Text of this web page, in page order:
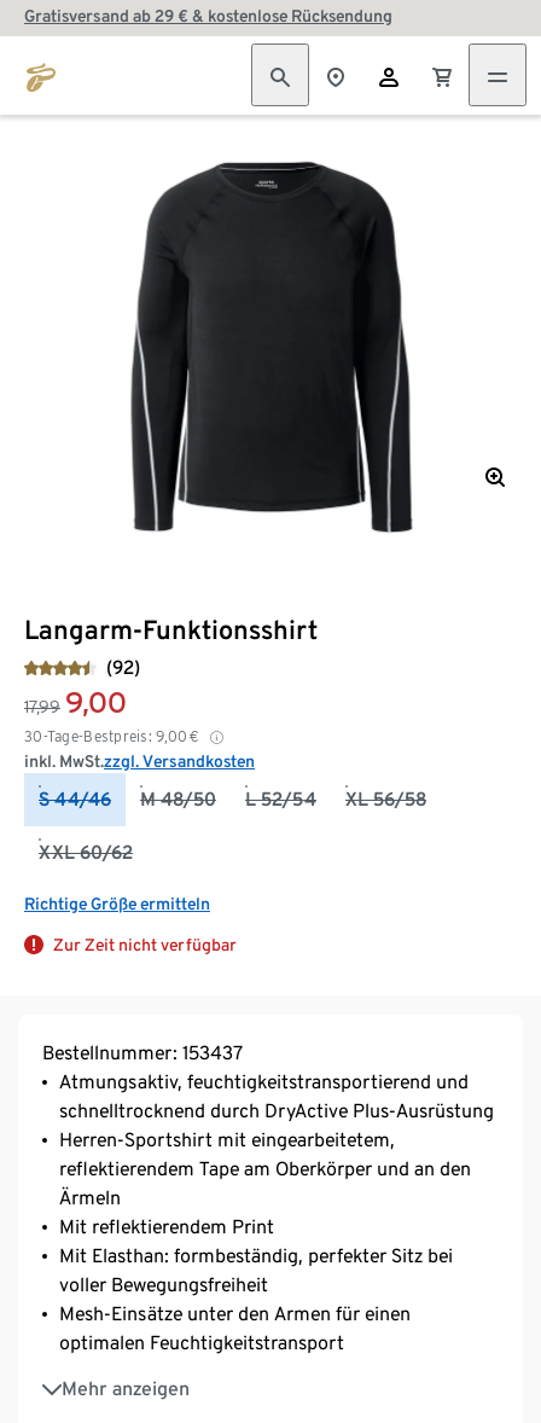
Gratisversand ab 29 € & kostenlose Rücksendung
Langarm-Funktionsshirt
(92)
17,99 9,00
30-Tage-Bestpreis: 9,00 €
inkl. MwSt.zzgl. Versandkosten
S 44/46 M 48/50 L 52/54 XL 56/58
XXL 60/62
Richtige Größe ermitteln
Zur Zeit nicht verfügbar
Bestellnummer: 153437
Atmungsaktiv, feuchtigkeitstransportierend und
schnelltrocknend durch DryActive Plus-Ausrüstung
Herren-Sportshirt mit eingearbeitetem,
reflektierendem Tape am Oberkörper und an den
Ärmeln
Mit reflektierendem Print
Mit Elasthan: formbeständig, perfekter Sitz bei
voller Bewegungsfreiheit
Mesh-Einsätze unter den Armen für einen
optimalen Feuchtigkeitstransport
Mehr anzeigen
Extraflache Nähte für hohen Tragekomfort
Besonders weiche Qualität